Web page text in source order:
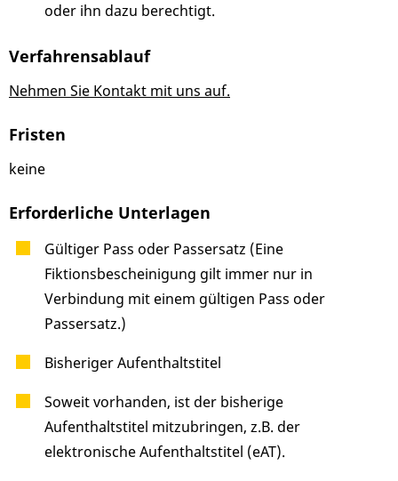
oder ihn dazu berechtigt.
Verfahrensablauf
Nehmen Sie Kontakt mit uns auf.
Fristen
keine
Erforderliche Unterlagen
Gültiger Pass oder Passersatz (Eine
Fiktionsbescheinigung gilt immer nur in
Verbindung mit einem gültigen Pass oder
Passersatz.)
Bisheriger Aufenthaltstitel
Soweit vorhanden, ist der bisherige
Aufenthaltstitel mitzubringen, z.B. der
elektronische Aufenthaltstitel (eAT).